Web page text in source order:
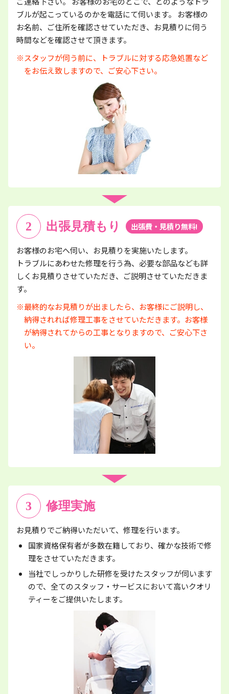
ブルが起こっているのかを電話にて伺います。 お客様の
お名前、ご住所を確認させていただき、お見積りに伺う
時間などを確認させて頂きます。
※スタッフが伺う前に、トラブルに対する応急処置など
をお伝え致しますので、ご安心下さい。
2 出張見積もり 出張費・見積り無料!
お客様のお宅へ伺い、お見積りを実施いたします。
トラブルにあわせた修理を行う為、必要な部品なども詳
しくお見積りさせていただき、ご説明させていただきま
す。
※最終的なお見積りが出ましたら、お客様にご説明し、
納得されれば修理工事をさせていただきます。お客様
が納得されてからの工事となりますので、ご安心下さ
い。
3 修理実施
お見積りでご納得いただいて、修理を行います。
国家資格保有者が多数在籍しており、確かな技術で修
理をさせていただきます。
当社でしっかりした研修を受けたスタッフが伺います
ので、全てのスタッフ・サービスにおいて高いクオリ
ティーをご提供いたします。